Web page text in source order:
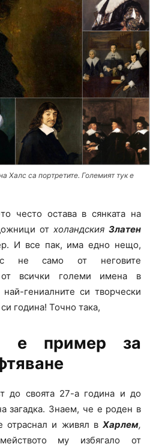
Халс са портретите. Големият тук е
често остава в сянката на
от холандскияЗлатен
И все пак, има едно нещо,
не само от неговите
всички големи имена в
гениалните си творчески
година! Точно така,
е пример за
до своята 27-а година и до
загадка. Знаем, че е роден в
отраснал и живял в Харлем,
му избягало от